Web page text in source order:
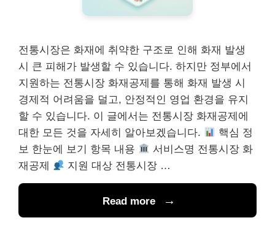
전통시장은 화재에 취약한 구조로 인해 화재 발생
시 큰 피해가 발생할 수 있습니다. 하지만 정부에서
지원하는 전통시장 화재공제를 통해 화재 발생 시
경제적 어려움을 덜고, 안정적인 영업 환경을 유지
할 수 있습니다. 이 글에서는 전통시장 화재공제에
대한 모든 것을 자세히 알아보겠습니다.
핵심 정
보 한눈에 보기 항목 내용
서비스명 전통시장 화
재공제
지원 대상 전통시장 …
Read more